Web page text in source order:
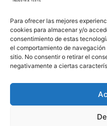
Para ofrecer las mejores
cookies para almacenar y/o
consentimiento de estas
el comportamiento de
sitio. No consentir o retirar el
negativamente a ciertas
Explora
Inicio
Servicios
Contacto